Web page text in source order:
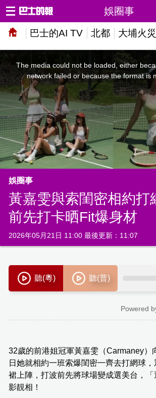
巴士的AI TV 北都 大埔火災
娛圈事
The media could not be loaded, either
network failed or because the format is
娛圈事
黃嘉雯與索閨密相約打
前先打卡晒Fit爆身材
2026年05月21日 11:00 最後更新：11:07
32歲的前港姐冠軍黃嘉雯（Carmaney）
日她就相約一班索爆閨密一齊去打網球
裙上陣，打波前先將球場變成選美台，「
影靚相！